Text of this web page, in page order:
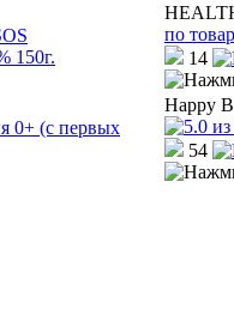
по
14
Happy
54